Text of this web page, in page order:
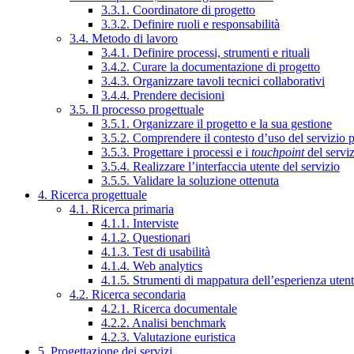
3.3.1. Coordinatore di progetto
3.3.2. Definire ruoli e responsabilità
3.4. Metodo di lavoro
3.4.1. Definire processi, strumenti e rituali
3.4.2. Curare la documentazione di progetto
3.4.3. Organizzare tavoli tecnici collaborativi
3.4.4. Prendere decisioni
3.5. Il processo progettuale
3.5.1. Organizzare il progetto e la sua gestione
3.5.2. Comprendere il contesto d’uso del servizio
3.5.3. Progettare i processi e i touchpointdel
3.5.4. Realizzare l’interfaccia utente del servizio
3.5.5. Validare la soluzione ottenuta
4. Ricerca progettuale
4.1. Ricerca primaria
4.1.1. Interviste
4.1.2. Questionari
4.1.3. Test di usabilità
4.1.4. Web analytics
4.1.5. Strumenti di mappatura dell’esperienza
4.2. Ricerca secondaria
4.2.1. Ricerca documentale
4.2.2. Analisi benchmark
4.2.3. Valutazione euristica
5. Progettazione dei servizi